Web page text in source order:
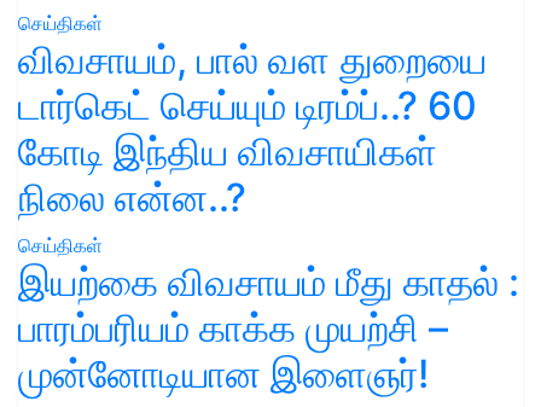
செய்திகள்
விவசாயம், பால் வள துறையை
டார்கெட் செய்யும் டிரம்ப்..? 60
கோடி இந்திய விவசாயிகள்
நிலை என்ன..?
செய்திகள்
இயற்கை விவசாயம் மீது காதல் :
பாரம்பரியம் காக்க முயற்சி –
முன்னோடியான இளைஞர்!